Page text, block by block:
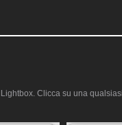
Clicca su una